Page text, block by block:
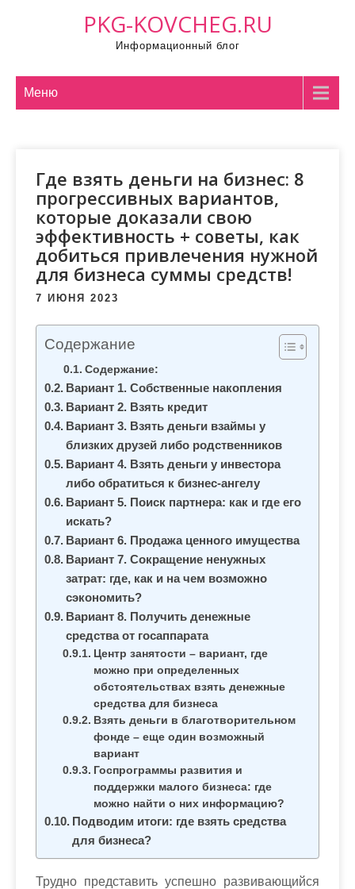
PKG-KOVCHEG.RU
Информационный блог
Меню
Где взять деньги на бизнес: 8
прогрессивных вариантов,
которые доказали свою
эффективность + советы, как
добиться привлечения нужной
для бизнеса суммы средств!
7 ИЮНЯ 2023
Содержание
Содержание:
Вариант 1. Собственные накопления
Вариант 2. Взять кредит
Вариант 3. Взять деньги взаймы у
близких друзей либо родственников
Вариант 4. Взять деньги у инвестора
либо обратиться к бизнес-ангелу
Вариант 5. Поиск партнера: как и где его
искать?
Вариант 6. Продажа ценного имущества
Вариант 7. Сокращение ненужных
затрат: где, как и на чем возможно
сэкономить?
Вариант 8. Получить денежные
средства от госаппарата
Центр занятости – вариант, где
можно при определенных
обстоятельствах взять денежные
средства для бизнеса
Взять деньги в благотворительном
фонде – еще один возможный
вариант
Госпрограммы развития и
поддержки малого бизнеса: где
можно найти о них информацию?
Подводим итоги: где взять средства
для бизнеса?
Трудно представить успешно развивающийся